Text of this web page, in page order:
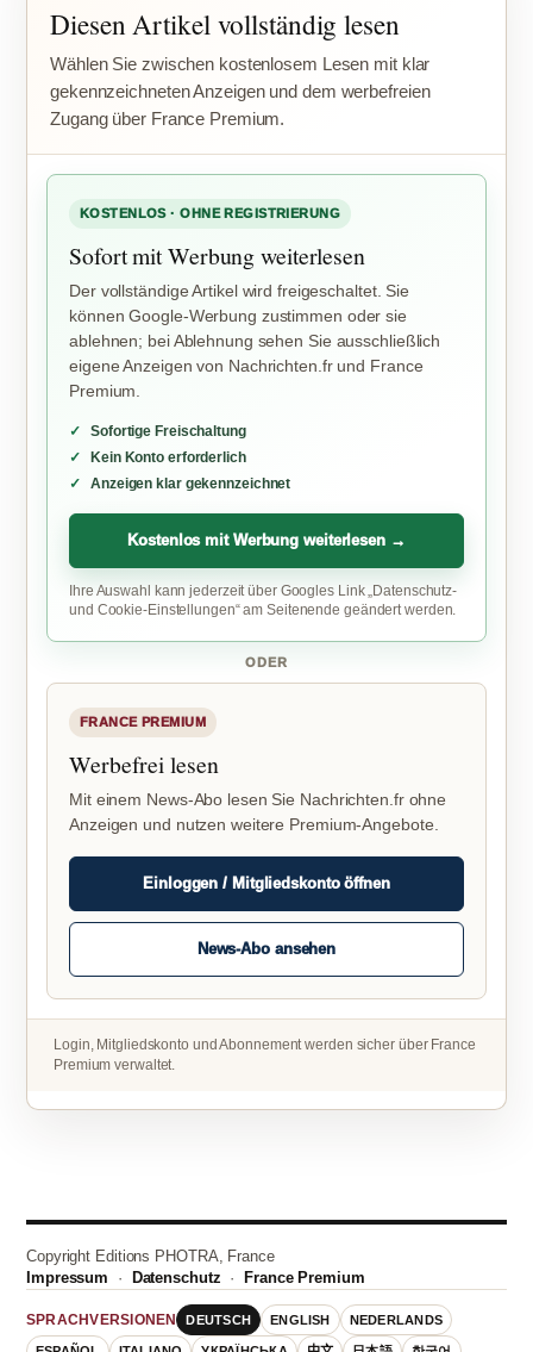
Diesen Artikel vollständig lesen
Wählen Sie zwischen kostenlosem Lesen mit klar
gekennzeichneten Anzeigen und dem werbefreien
Zugang über France Premium.
KOSTENLOS · OHNE REGISTRIERUNG
Sofort mit Werbung weiterlesen
Der vollständige Artikel wird freigeschaltet. Sie
können Google-Werbung zustimmen oder sie
ablehnen; bei Ablehnung sehen Sie ausschließlich
eigene Anzeigen von Nachrichten.fr und France
Premium.
Sofortige Freischaltung
Kein Konto erforderlich
Anzeigen klar gekennzeichnet
Kostenlos mit Werbung weiterlesen →
Ihre Auswahl kann jederzeit über Googles Link „Datenschutz-
und Cookie-Einstellungen“ am Seitenende geändert werden.
ODER
FRANCE PREMIUM
Werbefrei lesen
Mit einem News-Abo lesen Sie Nachrichten.fr ohne
Anzeigen und nutzen weitere Premium-Angebote.
Einloggen / Mitgliedskonto öffnen
News-Abo ansehen
Login, Mitgliedskonto und Abonnement werden sicher über France
Premium verwaltet.
Copyright Editions PHOTRA, France
Impressum · Datenschutz · France Premium
SPRACHVERSIONEN DEUTSCH ENGLISH NEDERLANDS